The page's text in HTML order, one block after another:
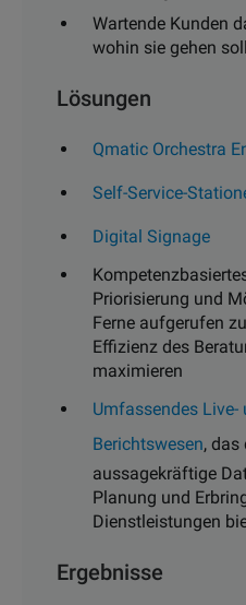
Wartende Kunden
wohin sie gehen
Lösungen
Qmatic Orchestra
Self-Service-
Digital Signage
Priorisierung und
Ferne aufgerufen
Effizienz des
maximieren
Umfassendes
Berichtswesen, das
aussagekräftige
Planung und
Dienstleistungen
Ergebnisse